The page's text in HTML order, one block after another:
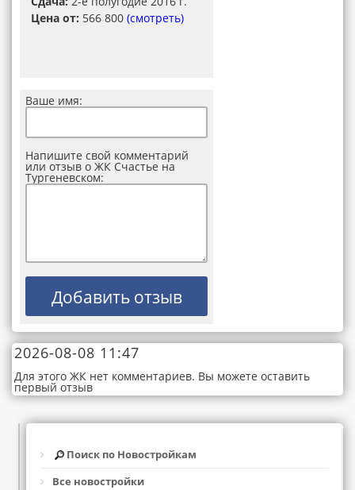
Цена от: 566 800 (смотреть)
Ваше имя:
Напишите свой комментарий
или отзыв о ЖК Счастье на
Тургеневском:
2026-08-08 11:47
Для этого ЖК нет комментариев. Вы можете оставить
первый отзыв
Поиск по Новостройкам
Все новостройки